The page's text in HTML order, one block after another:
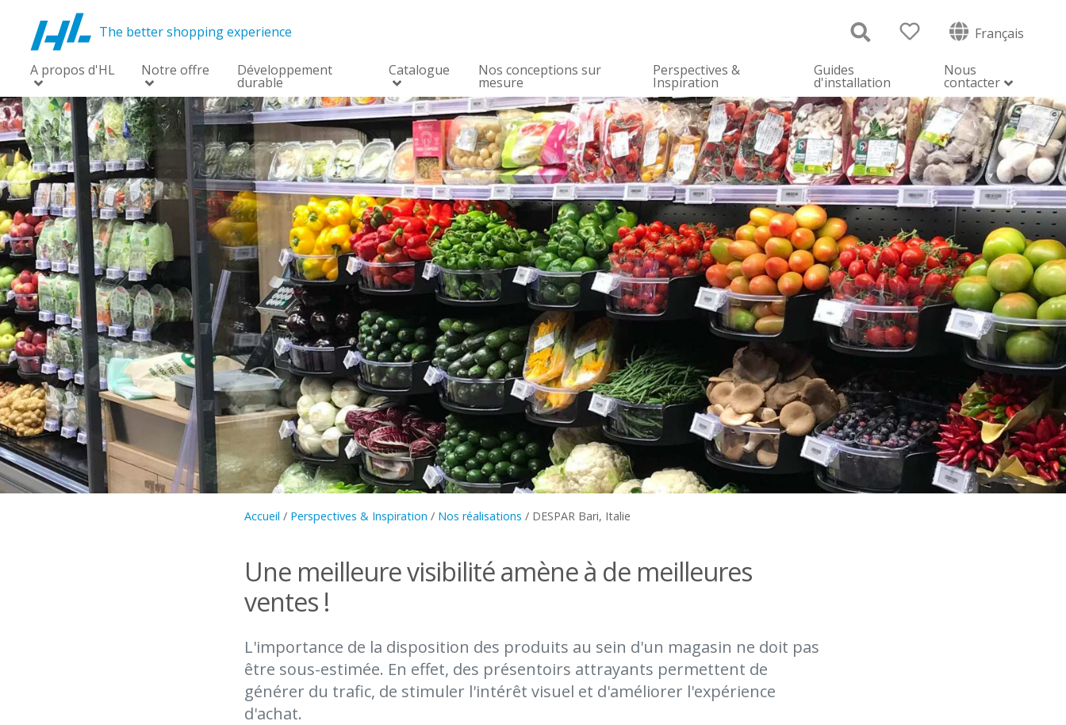
The better shopping experience Français
A propos d'HL Notre offre Développement
durable
Catalogue Nos conceptions sur
mesure
Perspectives &
Inspiration
Guides
d'installation
Nous
contacter
Accueil / Perspectives & Inspiration / Nos réalisations / DESPAR Bari, Italie
Une meilleure visibilité amène à de meilleures
ventes !
L'importance de la disposition des produits au sein d'un magasin ne doit pas
être sous-estimée. En effet, des présentoirs attrayants permettent de
générer du trafic, de stimuler l'intérêt visuel et d'améliorer l'expérience
d'achat.